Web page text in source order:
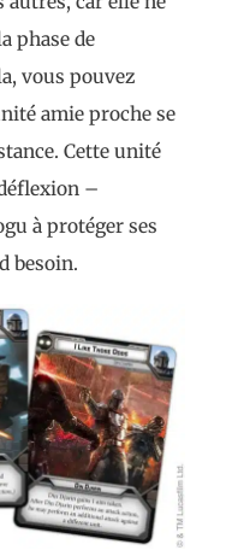
phase de
vous pouvez
amie proche se
Cette unité
–
à protéger ses
besoin.